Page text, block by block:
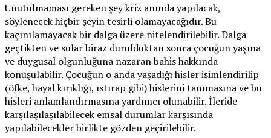
Unutulmaması gereken şey kriz anında yapılacak,
söylenecek hiçbir şeyin tesirli olamayacağıdır. Bu
kaçınılamayacak bir dalga üzere nitelendirilebilir. Dalga
geçtikten ve sular biraz durulduktan sonra çocuğun yaşına
ve duygusal olgunluğuna nazaran bahis hakkında
konuşulabilir. Çocuğun o anda yaşadığı hisler isimlendirilip
(öfke, hayal kırıklığı, ıstırap gibi) hislerini tanımasına ve bu
hisleri anlamlandırmasına yardımcı olunabilir. İleride
karşılaşılaşılabilecek emsal durumlar karşısında
yapılabilecekler birlikte gözden geçirilebilir.